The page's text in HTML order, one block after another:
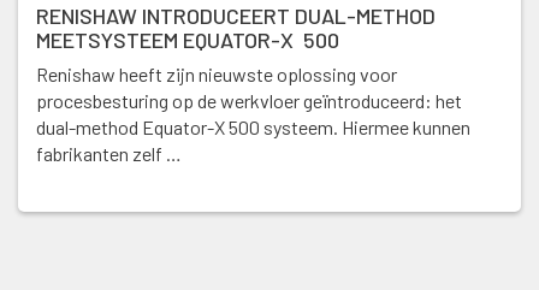
RENISHAW INTRODUCEERT DUAL-METHOD
MEETSYSTEEM EQUATOR-X 500
Renishaw heeft zijn nieuwste oplossing voor
procesbesturing op de werkvloer geïntroduceerd: het
dual-method Equator-X 500 systeem. Hiermee kunnen
fabrikanten zelf …